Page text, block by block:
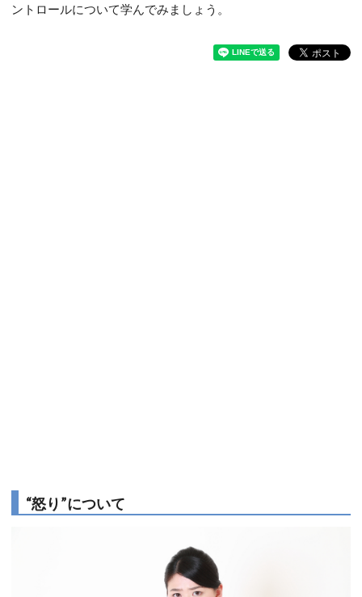
ントロールについて学んでみましょう。
“怒り”について